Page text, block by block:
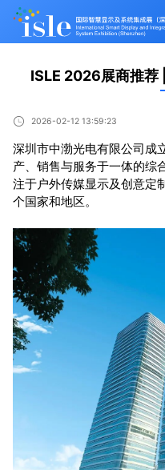
ISLE 2026展商推荐
2026-02-12 13:59:23
深圳市中渤光电有限公司成
产、销售与服务于一体的综
注于户外传媒显示及创意定
个国家和地区。